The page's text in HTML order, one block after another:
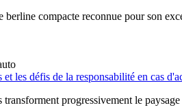
berline compacte reconnue pour son
les défis de la responsabilité en cas
progressivement le